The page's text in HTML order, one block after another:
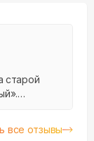
старой
все отзывы